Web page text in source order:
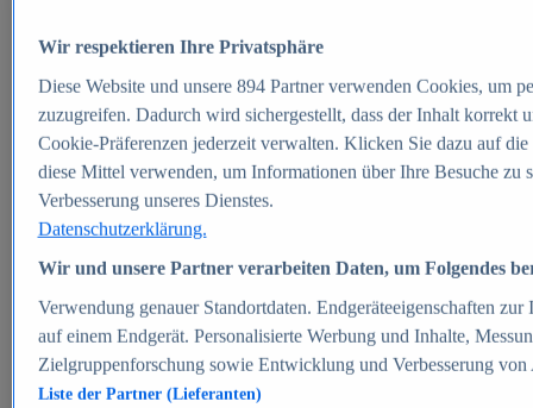
Zum Report
E-commerce
Beliebte Statistiken
Aktuelle Statistiken
E-Commerce - Entwicklung des Umsatzes in
Deutschland 1999-2025
Umsatz von Amazon in Deutschland und weltweit
2010-2025
B2C-E-Commerce: Top-50 Online Shops in
Deutschland 2024
Marktanteile von Online-Zahlungsverfahren in
Deutschland 2024
Umsatzstarke Warengruppen im Online-Handel in
Deutschland 2023-2025
Wir respektieren Ihre Privatsphäre
Diese Website und unsere 894Partner verwenden Cookies, um
zuzugreifen. Dadurch wird sichergestellt, dass der Inhalt korrekt
Cookie-Präferenzen jederzeit verwalten. Klicken Sie dazu auf
diese Mittel verwenden, um Informationen über Ihre Besuche
Verbesserung unseres Dienstes.
Datenschutzerklärung.
Wir und unsere Partner verarbeiten Daten, um Folgendes
Verwendung genauer Standortdaten. Endgeräteeigenschaften
auf einem Endgerät. Personalisierte Werbung und Inhalte,
Zielgruppenforschung sowie Entwicklung und Verbesserung von
Liste der Partner (Lieferanten)